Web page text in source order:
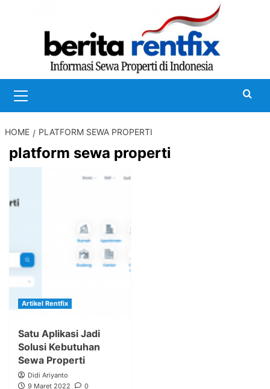
Menu
HOME PLATFORM SEWA PROPERTI
platform sewa properti
Artikel Rentfix
Satu Aplikasi Jadi
Solusi Kebutuhan
Sewa Properti
Didi Ariyanto
9 Maret 2022
0